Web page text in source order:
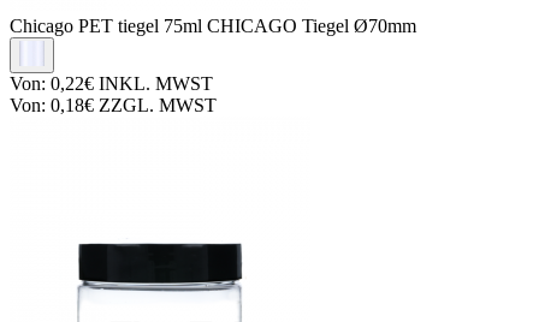
Chicago PET tiegel 75ml CHICAGO Tiegel Ø70mm
Von: 0,22€ INKL. MWST
Von: 0,18€ ZZGL. MWST